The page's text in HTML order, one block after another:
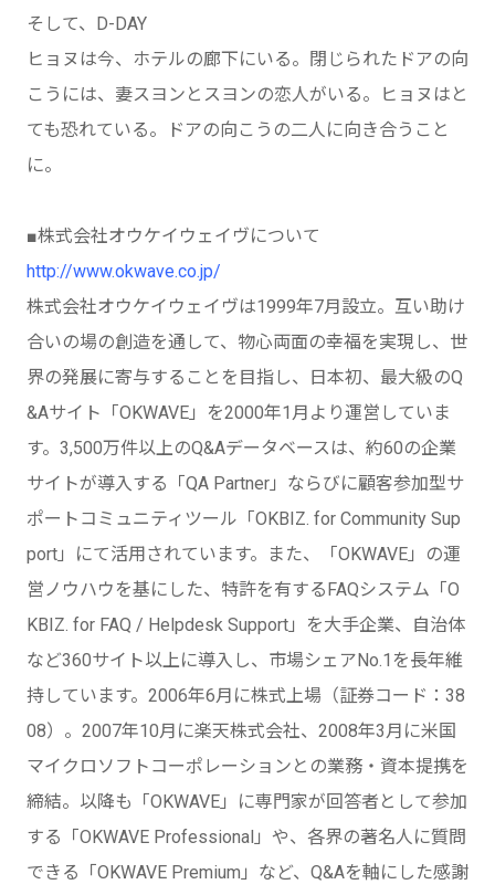
そして、D-DAY
ヒョヌは今、ホテルの廊下にいる。閉じられたドアの向
こうには、妻スヨンとスヨンの恋人がいる。ヒョヌはと
ても恐れている。ドアの向こうの二人に向き合うこと
に。
■株式会社オウケイウェイヴについて
http://www.okwave.co.jp/
株式会社オウケイウェイヴは1999年7月設立。互い助け
合いの場の創造を通して、物心両面の幸福を実現し、世
界の発展に寄与することを目指し、日本初、最大級のQ
&Aサイト「OKWAVE」を2000年1月より運営していま
す。3,500万件以上のQ&Aデータベースは、約60の企業
サイトが導入する「QA Partner」ならびに顧客参加型サ
ポートコミュニティツール「OKBIZ. for Community Sup
port」にて活用されています。また、「OKWAVE」の運
営ノウハウを基にした、特許を有するFAQシステム「O
KBIZ. for FAQ / Helpdesk Support」を大手企業、自治体
など360サイト以上に導入し、市場シェアNo.1を長年維
持しています。2006年6月に株式上場（証券コード：38
08）。2007年10月に楽天株式会社、2008年3月に米国
マイクロソフトコーポレーションとの業務・資本提携を
締結。以降も「OKWAVE」に専門家が回答者として参加
する「OKWAVE Professional」や、各界の著名人に質問
できる「OKWAVE Premium」など、Q&Aを軸にした感謝